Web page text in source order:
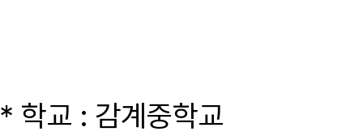
* 학교 : 감계중학교